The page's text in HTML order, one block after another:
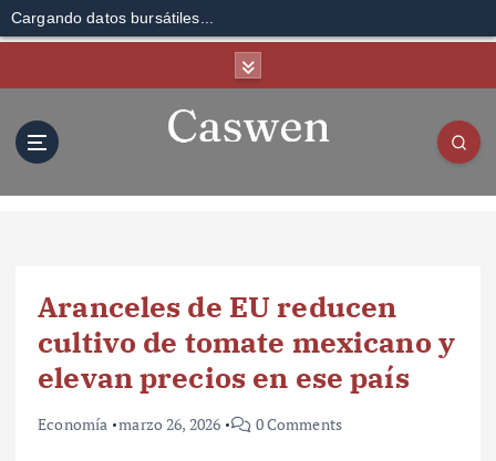
Cargando datos bursátiles...
Aranceles de EU reducen
cultivo de tomate mexicano y
elevan precios en ese país
Economía marzo 26, 2026 0 Comments